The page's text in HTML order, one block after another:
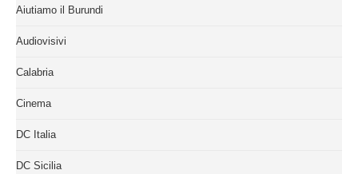
Aiutiamo il Burundi
Audiovisivi
Calabria
Cinema
DC Italia
DC Sicilia